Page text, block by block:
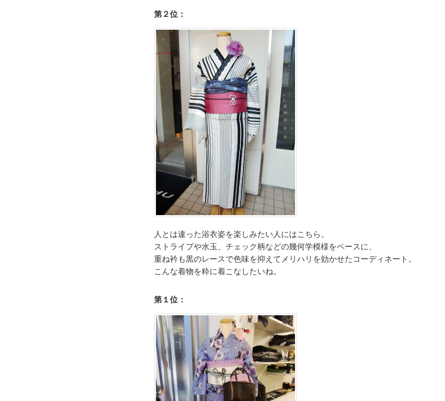
第２位：
人とは違った浴衣姿を楽しみたい人にはこちら。
ストライプや水玉、チェック柄などの幾何学模様をベースに、
重ね衿も黒のレースで色味を抑えてメリハリを効かせたコーディネート。
こんな着物を粋に着こなしたいね。
第１位：